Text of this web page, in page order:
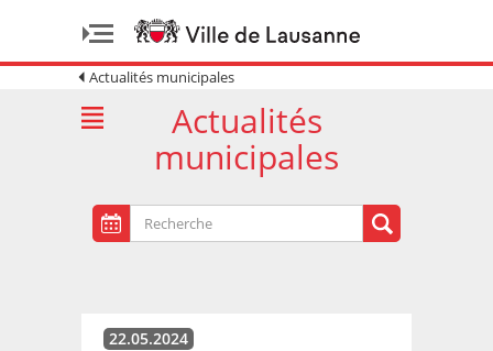
Actualités municipales
Actualités
municipales
22.05.2024